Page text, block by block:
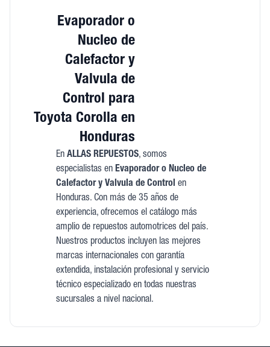
Evaporador o
Nucleo de
Calefactor y
Valvula de
Control para
Toyota Corolla en
Honduras
En ALLAS REPUESTOS, somos
especialistas en Evaporador o Nucleo de
Calefactor y Valvula de Control en
Honduras. Con más de 35 años de
experiencia, ofrecemos el catálogo más
amplio de repuestos automotrices del país.
Nuestros productos incluyen las mejores
marcas internacionales con garantía
extendida, instalación profesional y servicio
técnico especializado en todas nuestras
sucursales a nivel nacional.